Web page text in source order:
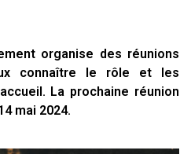
organise des réunions
connaître le rôle et les
La prochaine réunion
mai 2024.